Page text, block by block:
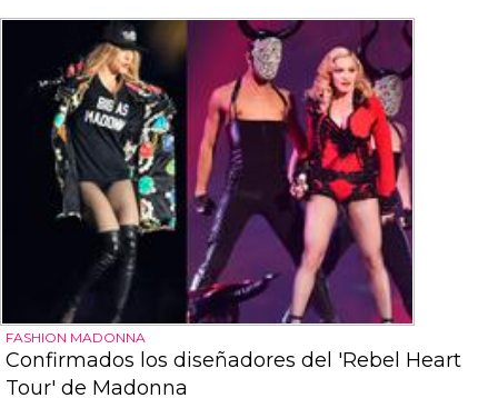
FASHION MADONNA
Confirmados los diseñadores del 'Rebel Heart
Tour' de Madonna